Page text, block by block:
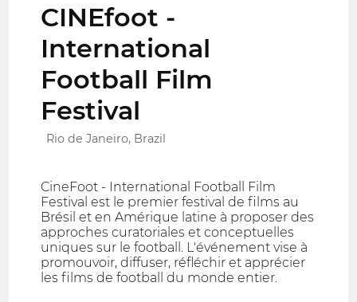
CINEfoot -
International
Football Film
Festival
Rio de Janeiro, Brazil
CineFoot - International Football Film
Festival est le premier festival de films au
Brésil et en Amérique latine à proposer des
approches curatoriales et conceptuelles
uniques sur le football. L'événement vise à
promouvoir, diffuser, réfléchir et apprécier
les films de football du monde entier.